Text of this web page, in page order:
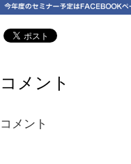
コメント
コメント